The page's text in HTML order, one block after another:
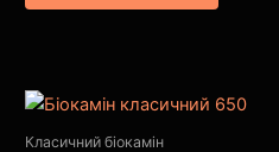
Класичний біокамін